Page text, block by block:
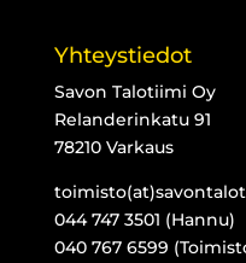
Yhteystiedot
Savon Talotiimi Oy
Relanderinkatu 91
78210 Varkaus
044 747 3501 (Hannu)
040 767 6599